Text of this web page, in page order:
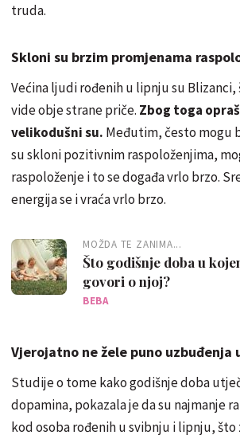
truda.
Skloni su brzim promjenama
Većina ljudi rođenih u lipnju su Blizanci,
vide obje strane priče. Zbog toga
velikodušni su. Međutim, često mogu
su skloni pozitivnim raspoloženjima,
raspoloženje i to se događa vrlo brzo.
energija se i vraća vrlo brzo.
MOŽDA TE ZANIMA...
Što godišnje doba u
govori o njoj?
BEBA
Vjerojatno ne žele puno uzbuđenja
Studije o tome kako godišnje doba
dopamina, pokazala je da su najmanje
kod osoba rođenih u svibnju i lipnju, što